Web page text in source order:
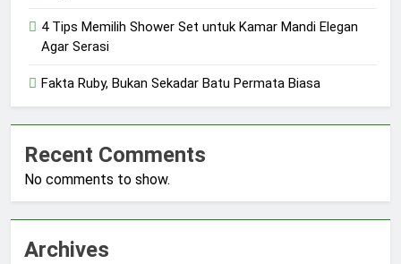
4 Tips Memilih Shower Set untuk Kamar Mandi Elegan
Agar Serasi
Fakta Ruby, Bukan Sekadar Batu Permata Biasa
Recent Comments
No comments to show.
Archives